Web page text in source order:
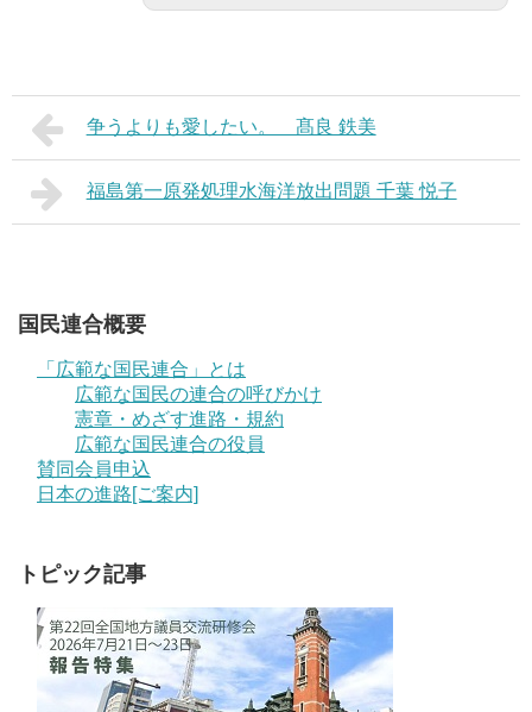
争うよりも愛したい。 髙良 鉄美
福島第一原発処理水海洋放出問題 千葉 悦子
国民連合概要
「広範な国民連合」とは
広範な国民の連合の呼びかけ
憲章・めざす進路・規約
広範な国民連合の役員
賛同会員申込
日本の進路[ご案内]
トピック記事